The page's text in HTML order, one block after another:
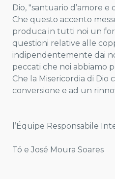
Dio, "santuario d’amore e
Che questo accento
produca in tutti noi un
questioni relative alle
indipendentemente dai
peccati che noi abbiamo
Che la Misericordia di Dio
conversione e ad un
l’Équipe Responsabile
Tó e José Moura Soares